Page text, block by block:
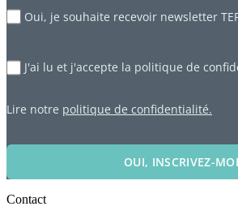
Oui, je souhaite recevoir newsletter
J'ai lu et j'accepte la politique de
Lire notre politique de confidentialité.
OUI, INSCRIVEZ-MOI
Contact